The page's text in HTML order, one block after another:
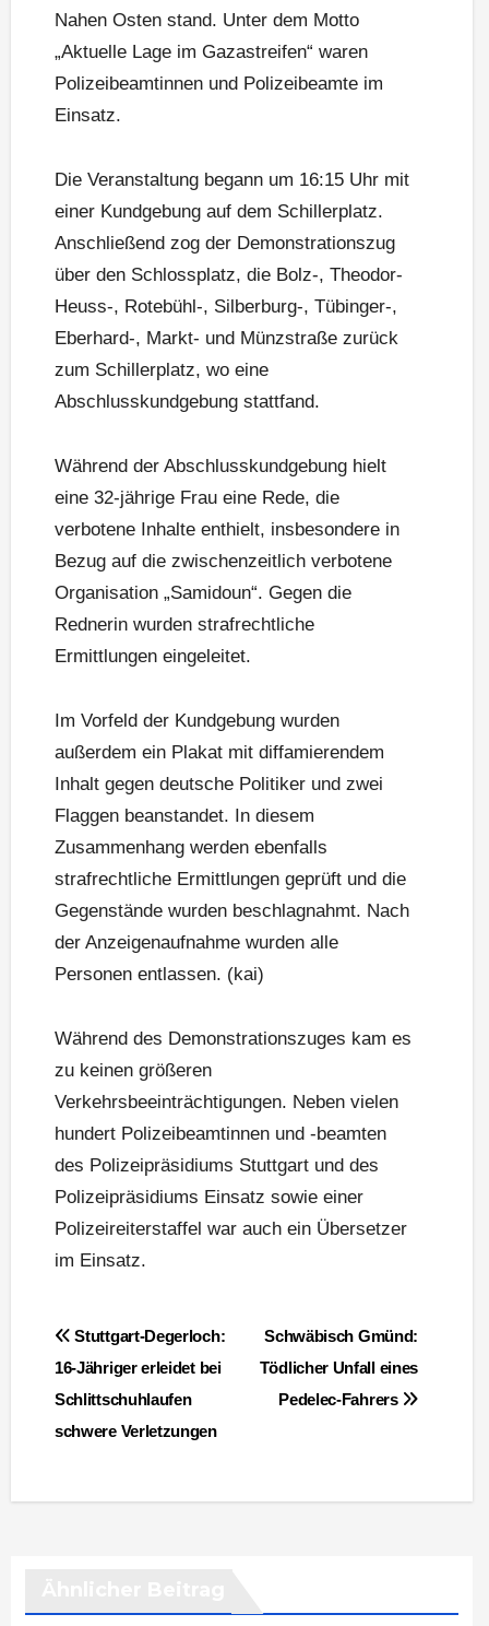
Nahen Osten stand. Unter dem Motto
„Aktuelle Lage im Gazastreifen“ waren
Polizeibeamtinnen und Polizeibeamte im
Einsatz.
Die Veranstaltung begann um 16:15 Uhr mit
einer Kundgebung auf dem Schillerplatz.
Anschließend zog der Demonstrationszug
über den Schlossplatz, die Bolz-, Theodor-
Heuss-, Rotebühl-, Silberburg-, Tübinger-,
Eberhard-, Markt- und Münzstraße zurück
zum Schillerplatz, wo eine
Abschlusskundgebung stattfand.
Während der Abschlusskundgebung hielt
eine 32-jährige Frau eine Rede, die
verbotene Inhalte enthielt, insbesondere in
Bezug auf die zwischenzeitlich verbotene
Organisation „Samidoun“. Gegen die
Rednerin wurden strafrechtliche
Ermittlungen eingeleitet.
Im Vorfeld der Kundgebung wurden
außerdem ein Plakat mit diffamierendem
Inhalt gegen deutsche Politiker und zwei
Flaggen beanstandet. In diesem
Zusammenhang werden ebenfalls
strafrechtliche Ermittlungen geprüft und die
Gegenstände wurden beschlagnahmt. Nach
der Anzeigenaufnahme wurden alle
Personen entlassen. (kai)
Während des Demonstrationszuges kam es
zu keinen größeren
Verkehrsbeeinträchtigungen. Neben vielen
hundert Polizeibeamtinnen und -beamten
des Polizeipräsidiums Stuttgart und des
Polizeipräsidiums Einsatz sowie einer
Polizeireiterstaffel war auch ein Übersetzer
im Einsatz.
BeitragsnavigationSchwäbisch Gmünd:
Tödlicher Unfall eines
Pedelec-Fahrers
Stuttgart-Degerloch:
16-Jähriger erleidet bei
Schlittschuhlaufen
schwere Verletzungen